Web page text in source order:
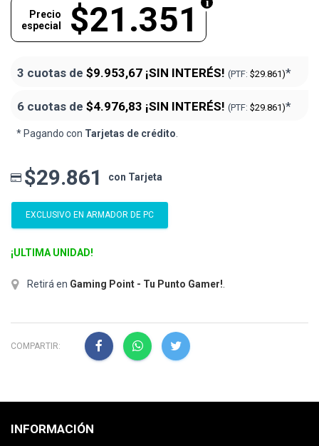
$21.351
Precio
especial
3 cuotas de $9.953,67 ¡SIN INTERÉS! (PTF: $29.861)*
6 cuotas de $4.976,83 ¡SIN INTERÉS! (PTF: $29.861)*
* Pagando con Tarjetas de crédito
$29.861 con Tarjeta
EXCLUSIVO EN ARMADOR DE PC
¡ULTIMA UNIDAD!
Retirá en Gaming Point - Tu Punto Gamer!
COMPARTIR:
INFORMACIÓN